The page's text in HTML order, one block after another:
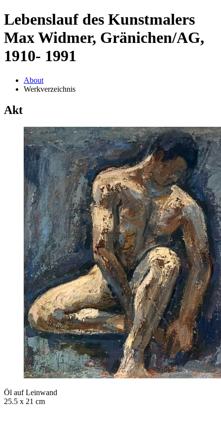
Lebenslauf des Kunstmalers
Max Widmer, Gränichen/AG,
1910- 1991
About
Werkverzeichnis
Akt
Öl auf Leinwand
25.5 x 21 cm